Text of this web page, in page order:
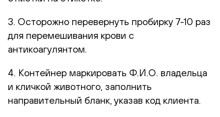
3. Осторожно перевернуть пробирку 7-10 раз
для перемешивания крови с
антикоагулянтом.
4. Контейнер маркировать Ф.И.О. владельца
и кличкой животного, заполнить
направительный бланк, указав код клиента.